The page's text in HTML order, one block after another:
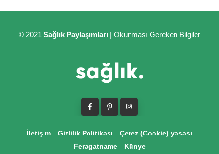
© 2021 Sağlık Paylaşımları | Okunması Gereken Bilgiler
İletişim Gizlilik Politikası
Çerez (Cookie) yasası
Feragatname
Künye